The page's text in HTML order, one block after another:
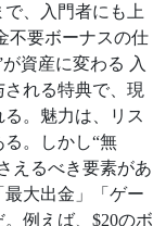
、入門者にも上
不要ボーナスの仕
資産に変わる 入
れる特典で、現
。魅力は、リス
。しかし“無
えるべき要素があ
大出金」「ゲー
例えば、$20のボ